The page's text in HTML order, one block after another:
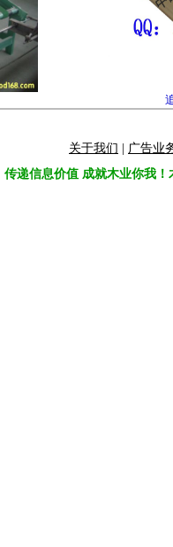
关于我们
广告业
传递信息价值 成就木业你我